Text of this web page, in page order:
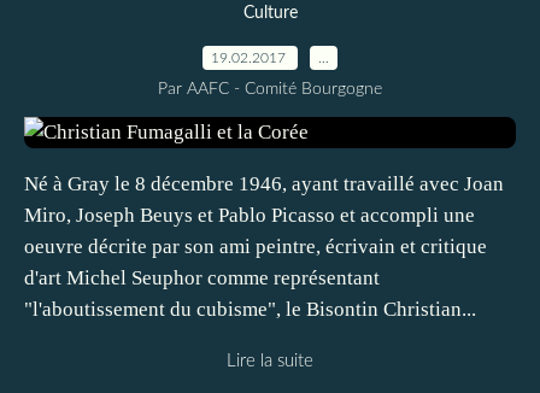
Culture
19.02.2017
Par AAFC - Comité Bourgogne
Né à Gray le 8 décembre 1946, ayant travaillé avec Joan
Miro, Joseph Beuys et Pablo Picasso et accompli une
oeuvre décrite par son ami peintre, écrivain et critique
d'art Michel Seuphor comme représentant
"l'aboutissement du cubisme", le Bisontin Christian...
Lire la suite